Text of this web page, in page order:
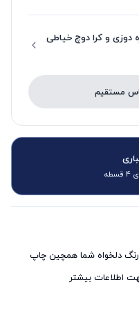
دوزی و کرا دوچ خیاطی
مستقیم
دلخواه شما همچین چاپ
اطلاعات بیشتر